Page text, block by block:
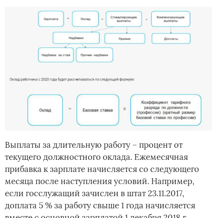
Выплаты за длительную работу – процент от
текущего должностного оклада. Ежемесячная
прибавка к зарплате начисляется со следующего
месяца после наступления условий. Например,
если госслужащий зачислен в штат 23.11.2017,
доплата 5 % за работу свыше 1 года начисляется